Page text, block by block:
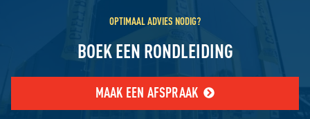
OPTIMAAL ADVIES NODIG?
BOEK EEN RONDLEIDING
MAAK EEN AFSPRAAK